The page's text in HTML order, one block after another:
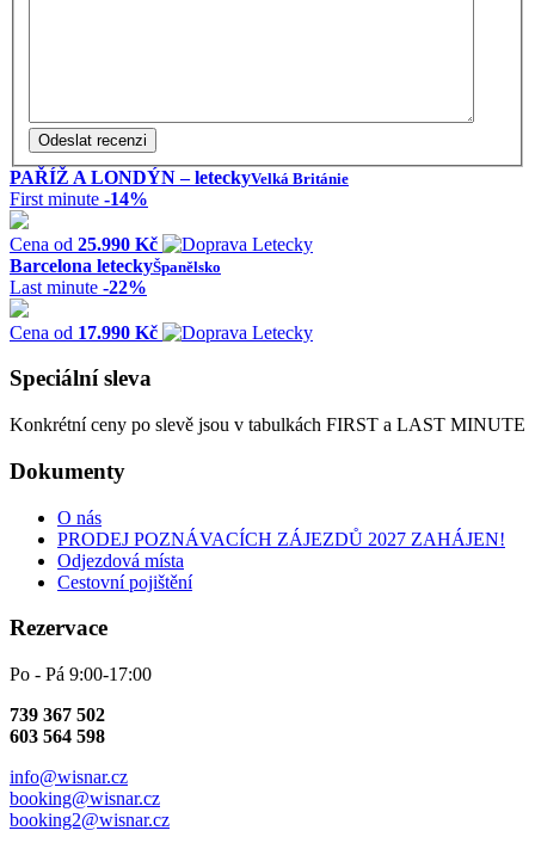
PAŘÍŽ A LONDÝN – leteckyVelká Británie
First minute -14%
Cena od 25.990 Kč
Barcelona leteckyŠpanělsko
Last minute -22%
Cena od 17.990 Kč
Speciální sleva
Konkrétní ceny po slevě jsou v tabulkách FIRST a LAST MINUTE
Dokumenty
O nás
PRODEJ POZNÁVACÍCH ZÁJEZDŮ 2027 ZAHÁJEN!
Odjezdová místa
Cestovní pojištění
Rezervace
Po - Pá 9:00-17:00
739 367 502
603 564 598
info@wisnar.cz
booking@wisnar.cz
booking2@wisnar.cz